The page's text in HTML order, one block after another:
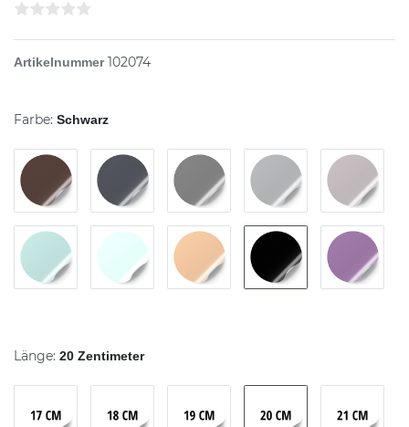
Artikelnummer102074
Farbe: Schwarz
Länge: 20 Zentimeter